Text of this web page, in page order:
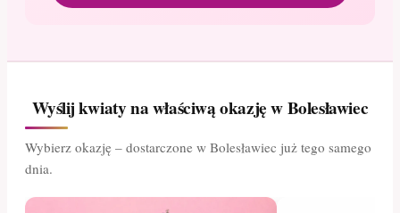
Wyślij kwiaty na właściwą okazję w Bolesławiec
Wybierz okazję – dostarczone w Bolesławiec już tego samego
dnia.